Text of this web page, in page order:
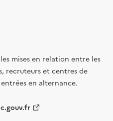
mises en relation entre les
recruteurs et centres de
en alternance.